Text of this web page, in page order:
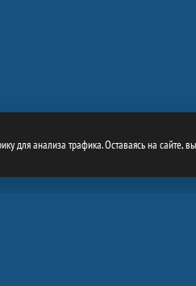
для анализа трафика. Оставаясь на сайте,